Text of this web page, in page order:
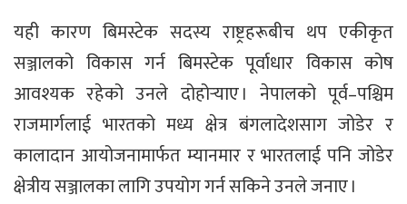
यही कारण बिमस्टेक सदस्य राष्ट्रहरूबीच थप एकीकृत
सञ्जालको विकास गर्न बिमस्टेक पूर्वाधार विकास कोष
आवश्यक रहेको उनले दोहोर्‍याए । नेपालको पूर्व–पश्चिम
राजमार्गलाई भारतको मध्य क्षेत्र बंगलादेशसाग जोडेर र
कालादान आयोजनामार्फत म्यानमार र भारतलाई पनि जोडेर
क्षेत्रीय सञ्जालका लागि उपयोग गर्न सकिने उनले जनाए ।